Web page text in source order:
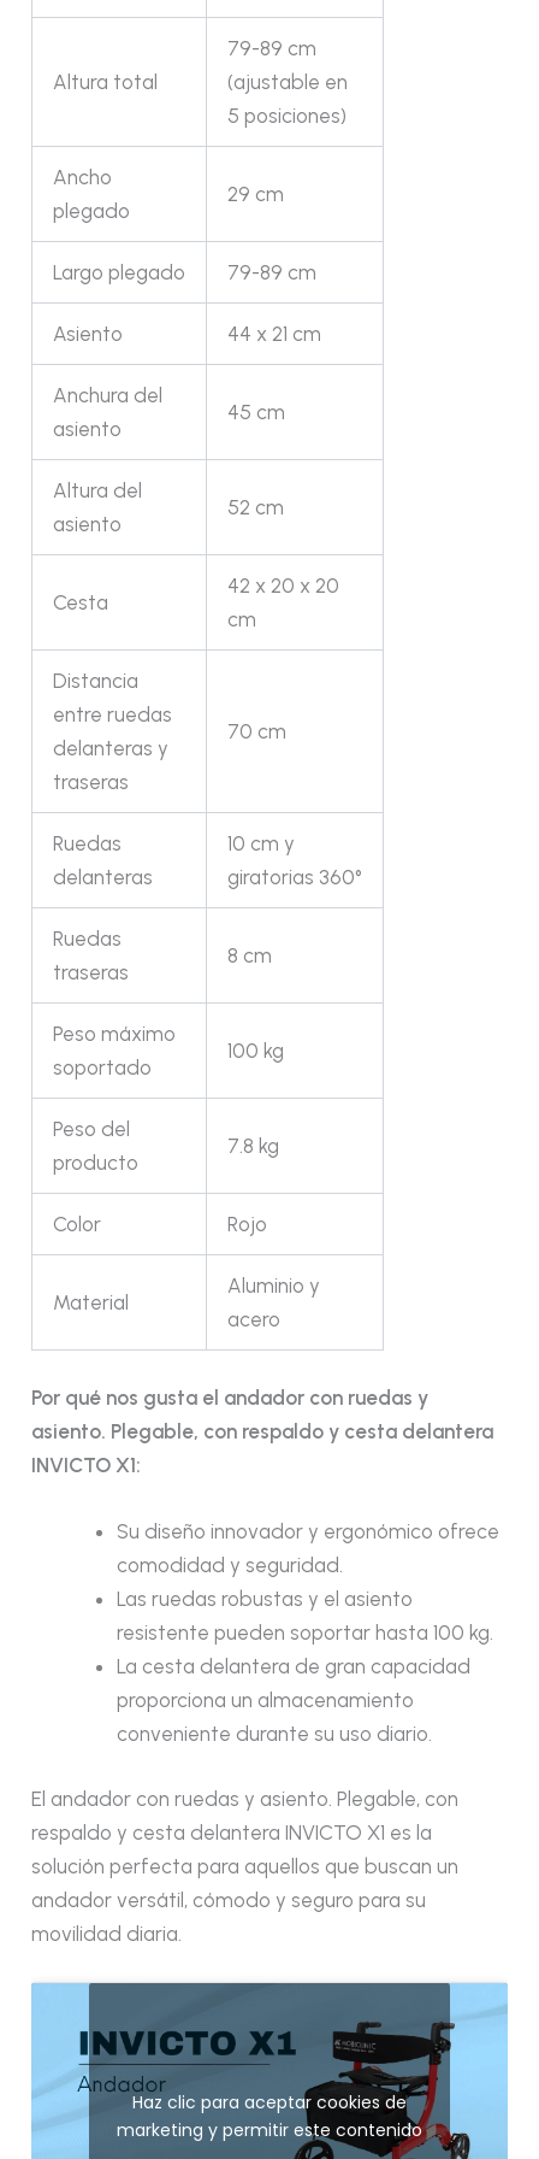
Altura total
79-89 cm
(ajustable en
5 posiciones)
Ancho
plegado
29 cm
Largo plegado 79-89 cm
Asiento 44 x 21 cm
Anchura del
asiento
45 cm
Altura del
asiento
52 cm
Cesta
42 x 20 x 20
cm
Distancia
entre ruedas
delanteras y
traseras
70 cm
Ruedas
delanteras
10 cm y
giratorias 360°
Ruedas
traseras
8 cm
Peso máximo
soportado
100 kg
Peso del
producto
7.8 kg
Color Rojo
Material
Aluminio y
acero
Por qué nos gusta el andador con ruedas y
asiento. Plegable, con respaldo y cesta delantera
INVICTO X1:
Su diseño innovador y ergonómico ofrece
comodidad y seguridad.
Las ruedas robustas y el asiento
resistente pueden soportar hasta 100 kg.
La cesta delantera de gran capacidad
proporciona un almacenamiento
conveniente durante su uso diario.
El andador con ruedas y asiento. Plegable, con
respaldo y cesta delantera INVICTO X1 es la
solución perfecta para aquellos que buscan un
andador versátil, cómodo y seguro para su
movilidad diaria.
Haz clic para aceptar cookies de
marketing y permitir este contenido